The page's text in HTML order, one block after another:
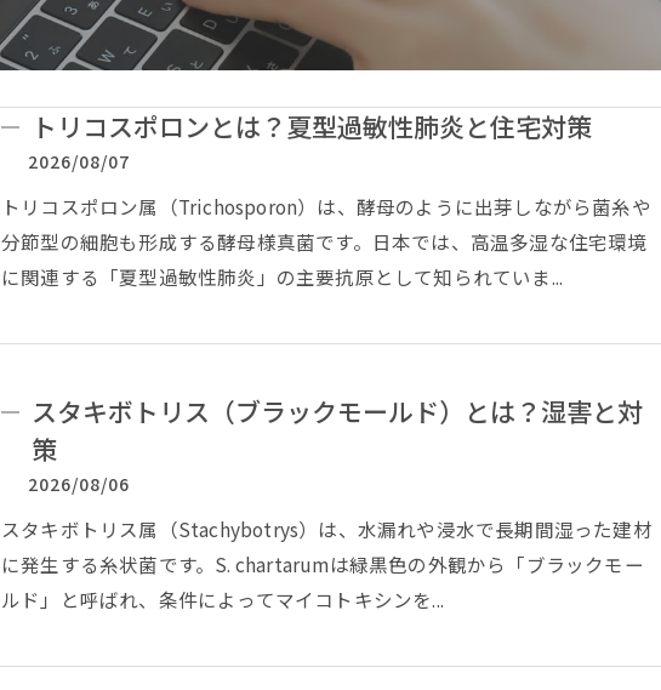
トリコスポロンとは？夏型過敏性肺炎と住宅対策
2026/08/07
トリコスポロン属（Trichosporon）は、酵母のように出芽しながら菌糸や
分節型の細胞も形成する酵母様真菌です。日本では、高温多湿な住宅環境
に関連する「夏型過敏性肺炎」の主要抗原として知られていま...
スタキボトリス（ブラックモールド）とは？湿害と対
策
2026/08/06
スタキボトリス属（Stachybotrys）は、水漏れや浸水で長期間湿った建材
に発生する糸状菌です。S. chartarumは緑黒色の外観から「ブラックモー
ルド」と呼ばれ、条件によってマイコトキシンを...